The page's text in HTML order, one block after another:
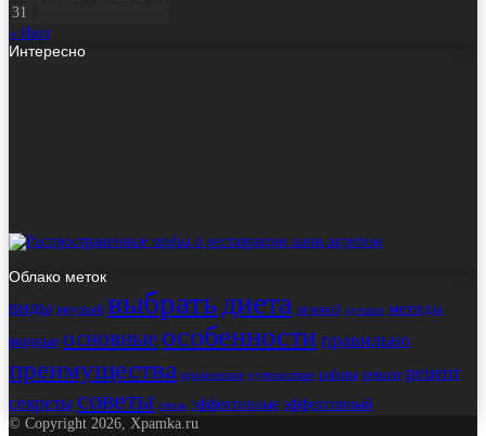
31
« Июл
Интересно
Облако меток
виды вкусный выбратьдиета игровой лучшие методы
модные основные особенности правильно
преимущества применение путешествие работы ремонт рецепт
секреты советы стиль эффективные эффективный
© Copyright 2026, Xpamka.ru